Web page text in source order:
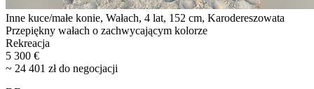
Inne kuce/małe konie, Wałach, 4 lat, 152 cm, Karodereszowata
Przepiękny wałach o zachwycającym kolorze
Rekreacja
5 300 €
~ 24 401 zł do negocjacji